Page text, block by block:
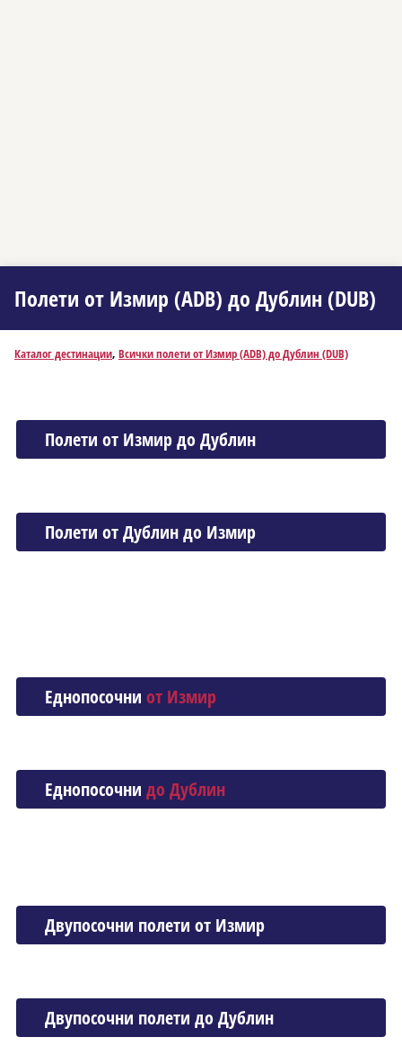
Полети от Измир (ADB) до Дублин (DUB)
Каталог дестинации, Всички полети от Измир (ADB) до Дублин (DUB)
Полети от Измир до Дублин
Полети от Дублин до Измир
Еднопосочни от Измир
Еднопосочни до Дублин
Двупосочни полети от Измир
Двупосочни полети до Дублин